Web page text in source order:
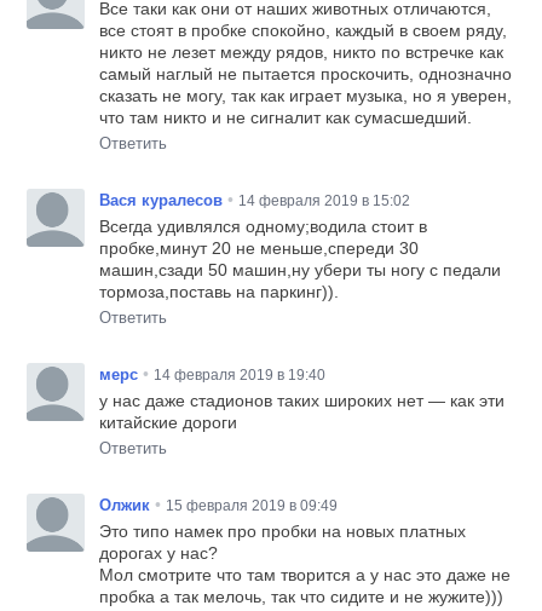
Все таки как они от наших животных отличаются,
все стоят в пробке спокойно, каждый в своем ряду,
никто не лезет между рядов, никто по встречке как
самый наглый не пытается проскочить, однозначно
сказать не могу, так как играет музыка, но я уверен,
что там никто и не сигналит как сумасшедший.
Ответить
Вася куралесов • 14 февраля 2019 в 15:02
Всегда удивлялся одному;водила стоит в
пробке,минут 20 не меньше,спереди 30
машин,сзади 50 машин,ну убери ты ногу с педали
тормоза,поставь на паркинг)).
Ответить
мерс • 14 февраля 2019 в 19:40
у нас даже стадионов таких широких нет — как эти
китайские дороги
Ответить
Олжик • 15 февраля 2019 в 09:49
Это типо намек про пробки на новых платных
дорогах у нас?
Мол смотрите что там творится а у нас это даже не
пробка а так мелочь, так что сидите и не жужите)))